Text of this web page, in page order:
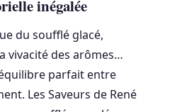
inégalée
du soufflé glacé,
vivacité des arômes…
parfait entre
Les Saveurs de René